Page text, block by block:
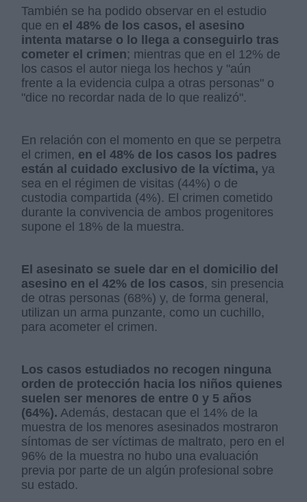
También se ha podido observar en el estudio
que en el 48% de los casos, el asesino
intenta matarse o lo llega a conseguirlo tras
cometer el crimen; mientras que en el 12% de
los casos el autor niega los hechos y "aún
frente a la evidencia culpa a otras personas" o
"dice no recordar nada de lo que realizó".
En relación con el momento en que se perpetra
el crimen, en el 48% de los casos los padres
están al cuidado exclusivo de la víctima, ya
sea en el régimen de visitas (44%) o de
custodia compartida (4%). El crimen cometido
durante la convivencia de ambos progenitores
supone el 18% de la muestra.
El asesinato se suele dar en el domicilio del
asesino en el 42% de los casos, sin presencia
de otras personas (68%) y, de forma general,
utilizan un arma punzante, como un cuchillo,
para acometer el crimen.
Los casos estudiados no recogen ninguna
orden de protección hacia los niños quienes
suelen ser menores de entre 0 y 5 años
(64%). Además, destacan que el 14% de la
muestra de los menores asesinados mostraron
síntomas de ser víctimas de maltrato, pero en el
96% de la muestra no hubo una evaluación
previa por parte de un algún profesional sobre
su estado.